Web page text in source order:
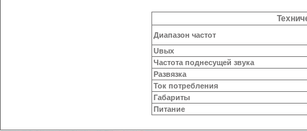
Диапазон частот
Uвых
Частота поднесущей звука
Развязка
Ток потребления
Габариты
Питание